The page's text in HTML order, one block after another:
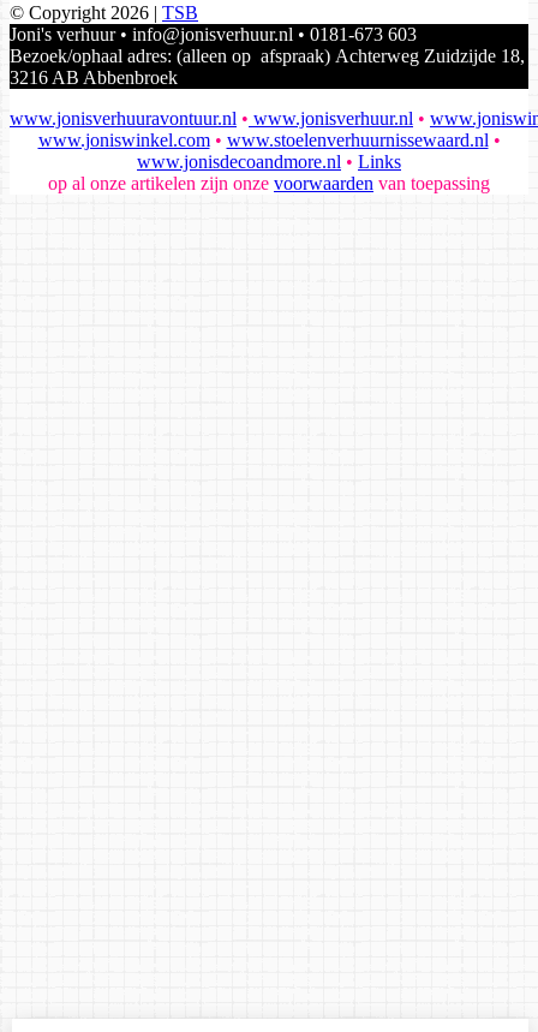
© Copyright 2026 | TSB
Joni's verhuur • info@jonisverhuur.nl • 0181-673 603
Bezoek/ophaal adres: (alleen op afspraak) Achterweg Zuidzijde 18,
3216 AB Abbenbroek
www.jonisverhuuravontuur.nl • www.jonisverhuur.nl •
www.joniswinkel.com• www.stoelenverhuurnissewaard.nl •
www.jonisdecoandmore.nl • Links
op al onze artikelen zijn onze voorwaarden van toepassing